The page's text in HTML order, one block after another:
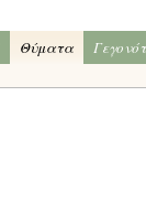
Θύματα